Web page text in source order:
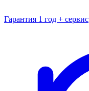
Гарантия 1 год + сервис